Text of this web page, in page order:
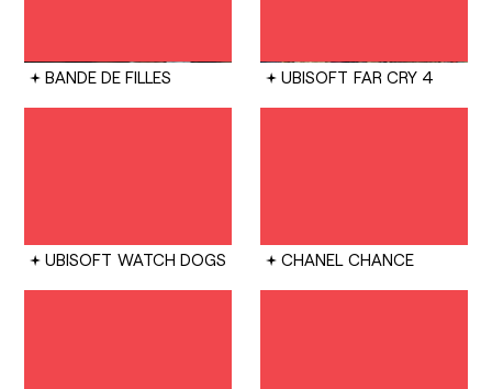
BANDE DE FILLES UBISOFT FAR CRY 4
UBISOFT WATCH DOGS CHANEL CHANCE